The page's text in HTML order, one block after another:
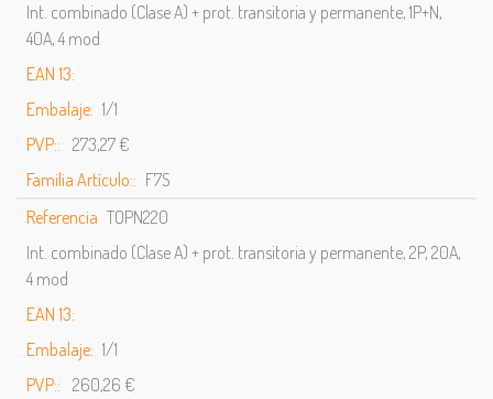
Int. combinado (Clase A) + prot. transitoria y permanente, 1P+N,
40A, 4 mod
EAN 13:
Embalaje: 1/1
PVP:: 273,27 €
Familia Artículo:: F7S
Referencia TOPN220
Int. combinado (Clase A) + prot. transitoria y permanente, 2P, 20A,
4 mod
EAN 13:
Embalaje: 1/1
PVP:: 260,26 €